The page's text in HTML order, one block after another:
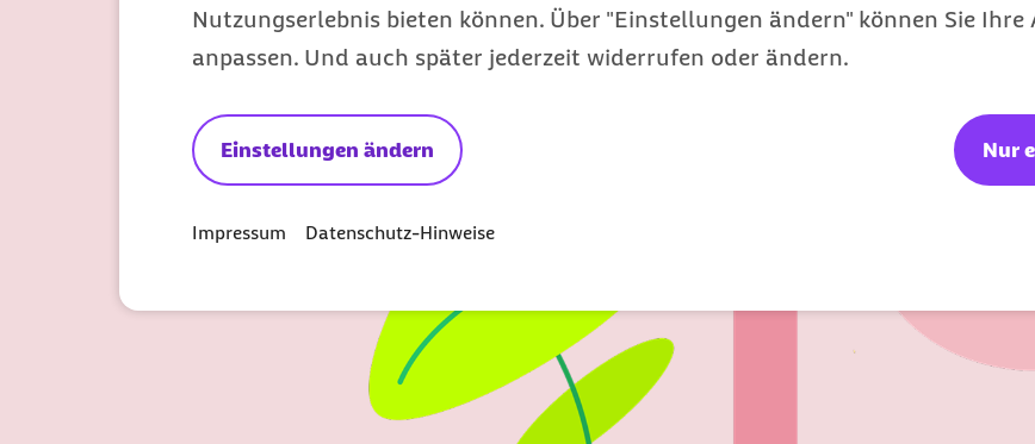
Nutzungserlebnis bieten können. Über "Einstellungen ändern" können Sie
anpassen. Und auch später jederzeit widerrufen oder ändern.
Einstellungen ändern Nur
Impressum Datenschutz-Hinweise